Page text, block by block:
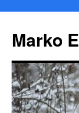
Marko